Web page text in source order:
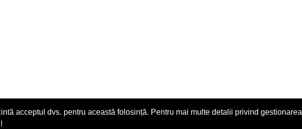
acceptul dvs. pentru această folosință. Pentru mai multe detalii privind gestionarea